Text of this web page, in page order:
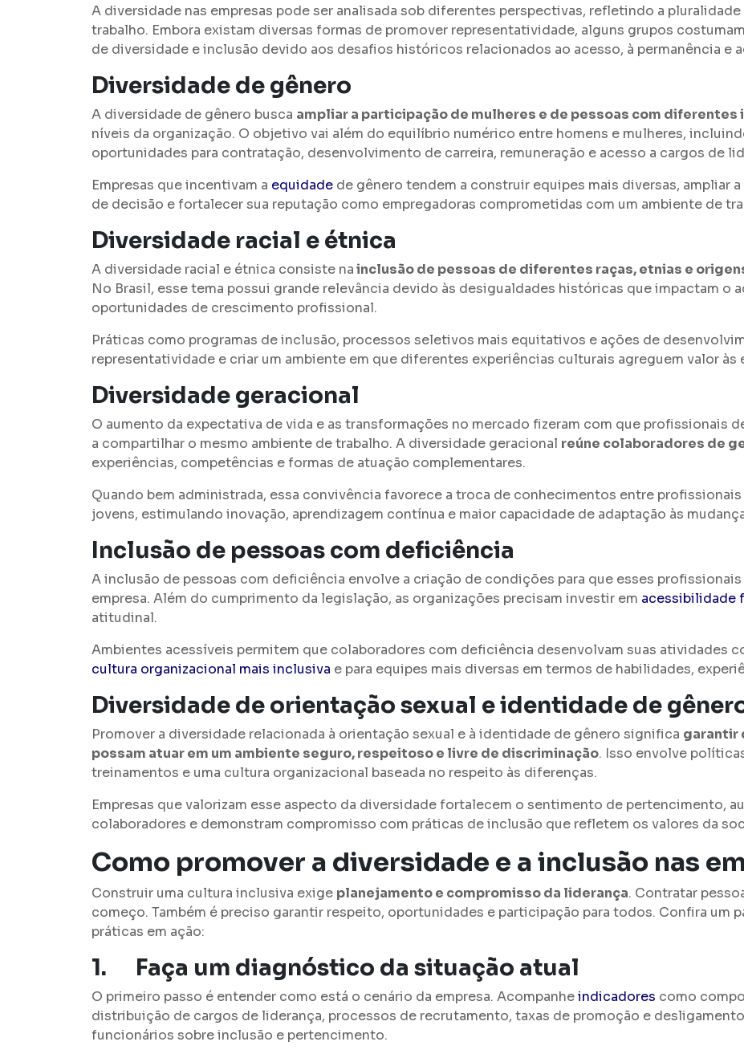
A diversidade nas empresas pode ser analisada sob diferentes perspectivas, refletindo a
trabalho. Embora existam diversas formas de promover representatividade, alguns grupos
de diversidade e inclusão devido aos desafios históricos relacionados ao acesso, à permanência e
Diversidade de gênero
A diversidade de gênero busca ampliar a participação de mulheres e de pessoas com
níveis da organização. O objetivo vai além do equilíbrio numérico entre homens e mulheres,
oportunidades para contratação, desenvolvimento de carreira, remuneração e acesso a cargos de
Empresas que incentivam a equidade de gênero tendem a construir equipes mais diversas, ampliar
de decisão e fortalecer sua reputação como empregadoras comprometidas com um ambiente de
Diversidade racial e étnica
A diversidade racial e étnica consiste nainclusão de pessoas de diferentes raças, etnias e
No Brasil, esse tema possui grande relevância devido às desigualdades históricas que impactam o
oportunidades de crescimento profissional.
Práticas como programas de inclusão, processos seletivos mais equitativos e ações de
representatividade e criar um ambiente em que diferentes experiências culturais agreguem valor às
Diversidade geracional
O aumento da expectativa de vida e as transformações no mercado fizeram com que profissionais
a compartilhar o mesmo ambiente de trabalho. A diversidade geracional reúne colaboradores de
experiências, competências e formas de atuação complementares.
Quando bem administrada, essa convivência favorece a troca de conhecimentos entre
jovens, estimulando inovação, aprendizagem contínua e maior capacidade de adaptação às
Inclusão de pessoas com deficiência
A inclusão de pessoas com deficiência envolve a criação de condições para que esses
empresa. Além do cumprimento da legislação, as organizações precisam investir em acessibilidade
atitudinal.
Ambientes acessíveis permitem que colaboradores com deficiência desenvolvam suas atividades
cultura organizacional mais inclusiva e para equipes mais diversas em termos de habilidades,
Diversidade de orientação sexual e identidade de
Promover a diversidade relacionada à orientação sexual e à identidade de gênero significa garantir
possam atuar em um ambiente seguro, respeitoso e livre de discriminação. Isso envolve
treinamentos e uma cultura organizacional baseada no respeito às diferenças.
Empresas que valorizam esse aspecto da diversidade fortalecem o sentimento de pertencimento,
colaboradores e demonstram compromisso com práticas de inclusão que refletem os valores da
Como promover a diversidade e a inclusão nas
Construir uma cultura inclusiva exige planejamento e compromisso da liderança. Contratar
começo. Também é preciso garantir respeito, oportunidades e participação para todos. Confira um
práticas em ação:
1. Faça um diagnóstico da situação atual
O primeiro passo é entender como está o cenário da empresa. Acompanheindicadores como
distribuição de cargos de liderança, processos de recrutamento, taxas de promoção e
funcionários sobre inclusão e pertencimento.